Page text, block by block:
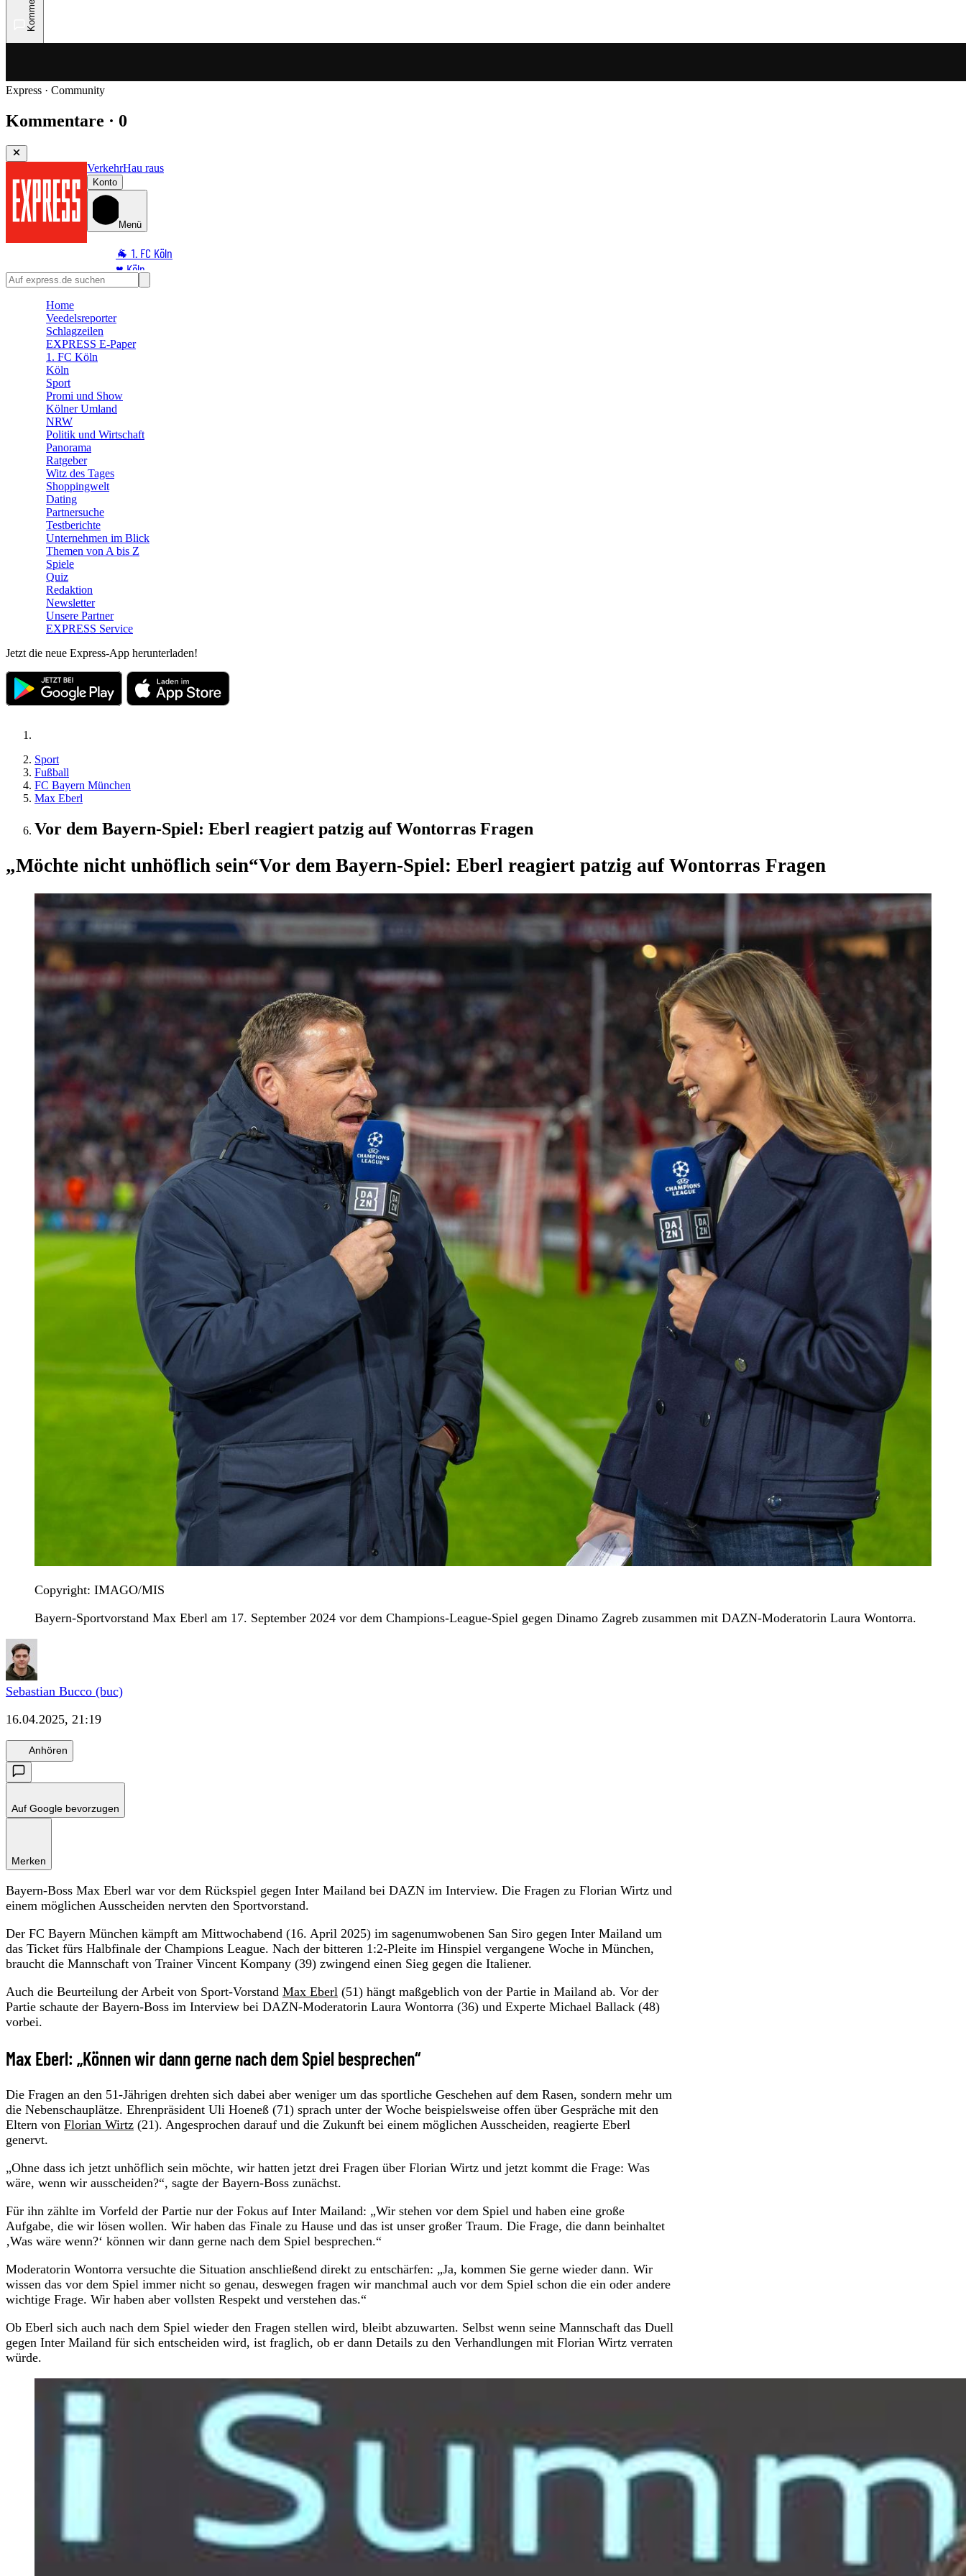
Express · Community
Kommentare · 0
VerkehrHau raus
Konto
Menü
🐐 1. FC Köln
♥️ Köln
⭐ Promi
🛒 Shoppingwelt
🧩 Spiele
Home
Veedelsreporter
Schlagzeilen
EXPRESS E-Paper
1. FC Köln
Köln
Sport
Promi und Show
Kölner Umland
NRW
Politik und Wirtschaft
Panorama
Ratgeber
Witz des Tages
Shoppingwelt
Dating
Partnersuche
Testberichte
Unternehmen im Blick
Themen von A bis Z
Spiele
Quiz
Redaktion
Newsletter
Unsere Partner
EXPRESS Service
Jetzt die neue Express-App herunterladen!
Sport
Fußball
FC Bayern München
Max Eberl
Vor dem Bayern-Spiel: Eberl reagiert patzig auf Wontorras Fragen
„Möchte nicht unhöflich sein“Vor dem Bayern-Spiel: Eberl reagiert patzig auf Wontorras Fragen
Copyright: IMAGO/MIS
Bayern-Sportvorstand Max Eberl am 17. September 2024 vor dem Champions-League-Spiel gegen Dinamo Zagreb zusammen mit DAZN-Moderatorin Laura Wontorra.
Sebastian Bucco (buc)
16.04.2025, 21:19
Anhören
Auf Google bevorzugen
Merken
Bayern-Boss Max Eberl war vor dem Rückspiel gegen Inter Mailand bei DAZN im Interview. Die Fragen zu Florian Wirtz und
einem möglichen Ausscheiden nervten den Sportvorstand.
Der FC Bayern München kämpft am Mittwochabend (16. April 2025) im sagenumwobenen San Siro gegen Inter Mailand um
das Ticket fürs Halbfinale der Champions League. Nach der bitteren 1:2-Pleite im Hinspiel vergangene Woche in München,
braucht die Mannschaft von Trainer Vincent Kompany (39) zwingend einen Sieg gegen die Italiener.
Auch die Beurteilung der Arbeit von Sport-Vorstand Max Eberl (51) hängt maßgeblich von der Partie in Mailand ab. Vor der
Partie schaute der Bayern-Boss im Interview bei DAZN-Moderatorin Laura Wontorra (36) und Experte Michael Ballack (48)
vorbei.
Max Eberl: „Können wir dann gerne nach dem Spiel besprechen“
Die Fragen an den 51-Jährigen drehten sich dabei aber weniger um das sportliche Geschehen auf dem Rasen, sondern mehr um
die Nebenschauplätze. Ehrenpräsident Uli Hoeneß (71) sprach unter der Woche beispielsweise offen über Gespräche mit den
Eltern von Florian Wirtz (21). Angesprochen darauf und die Zukunft bei einem möglichen Ausscheiden, reagierte Eberl
genervt.
„Ohne dass ich jetzt unhöflich sein möchte, wir hatten jetzt drei Fragen über Florian Wirtz und jetzt kommt die Frage: Was
wäre, wenn wir ausscheiden?“, sagte der Bayern-Boss zunächst.
Für ihn zählte im Vorfeld der Partie nur der Fokus auf Inter Mailand: „Wir stehen vor dem Spiel und haben eine große
Aufgabe, die wir lösen wollen. Wir haben das Finale zu Hause und das ist unser großer Traum. Die Frage, die dann beinhaltet
‚Was wäre wenn?‘ können wir dann gerne nach dem Spiel besprechen.“
Moderatorin Wontorra versuchte die Situation anschließend direkt zu entschärfen: „Ja, kommen Sie gerne wieder dann. Wir
wissen das vor dem Spiel immer nicht so genau, deswegen fragen wir manchmal auch vor dem Spiel schon die ein oder andere
wichtige Frage. Wir haben aber vollsten Respekt und verstehen das.“
Ob Eberl sich auch nach dem Spiel wieder den Fragen stellen wird, bleibt abzuwarten. Selbst wenn seine Mannschaft das Duell
gegen Inter Mailand für sich entscheiden wird, ist fraglich, ob er dann Details zu den Verhandlungen mit Florian Wirtz verraten
würde.